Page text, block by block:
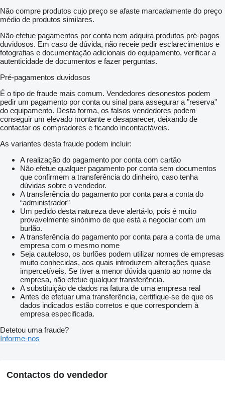
Não compre produtos cujo preço se afaste marcadamente do preço
médio de produtos similares.
Não efetue pagamentos por conta nem adquira produtos pré-pagos
duvidosos. Em caso de dúvida, não receie pedir esclarecimentos e
fotografias e documentação adicionais do equipamento, verificar a
autenticidade de documentos e fazer perguntas.
Pré-pagamentos duvidosos
É o tipo de fraude mais comum. Vendedores desonestos podem
pedir um pagamento por conta ou sinal para assegurar a "reserva"
do equipamento. Desta forma, os falsos vendedores podem
conseguir um elevado montante e desaparecer, deixando de
contactar os compradores e ficando incontactáveis.
As variantes desta fraude podem incluir:
A realização do pagamento por conta com cartão
Não efetue qualquer pagamento por conta sem documentos
que confirmem a transferência do dinheiro, caso tenha
dúvidas sobre o vendedor.
A transferência do pagamento por conta para a conta do
“administrador”
Um pedido desta natureza deve alertá-lo, pois é muito
provavelmente sinónimo de que está a negociar com um
burlão.
A transferência do pagamento por conta para a conta de uma
empresa com o mesmo nome
Seja cauteloso, os burlões podem utilizar nomes de empresas
muito conhecidas, aos quais introduzem alterações quase
impercetíveis. Se tiver a menor dúvida quanto ao nome da
empresa, não efetue qualquer transferência.
A substituição de dados na fatura de uma empresa real
Antes de efetuar uma transferência, certifique-se de que os
dados indicados estão corretos e que correspondem à
empresa especificada.
Detetou uma fraude?
Informe-nos
Contactos do vendedor